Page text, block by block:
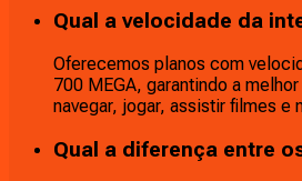
Qual a velocidade da
Oferecemos planos com
700 MEGA, garantindo a
navegar, jogar, assistir filmes e
Qual a diferença entre